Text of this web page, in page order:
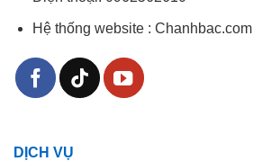
Hệ thống website : Chanhbac.com
DỊCH VỤ